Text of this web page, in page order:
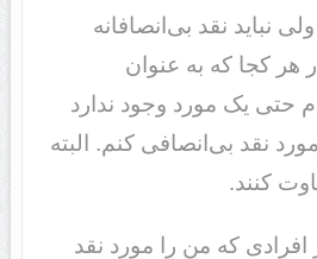
نباید نقد بی‌انصافانه
هر کجا که به عنوان
حتی یک مورد وجود ندارد
نقد بی‌انصافی کنم. البته
کنند.
افرادی که من را مورد نقد